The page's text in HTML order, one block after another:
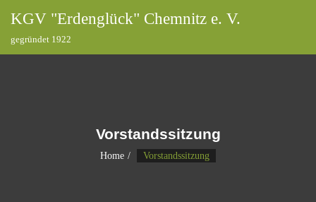
KGV "Erdenglück" Chemnitz e. V.
gegründet 1922
Vorstandssitzung
Home Vorstandssitzung